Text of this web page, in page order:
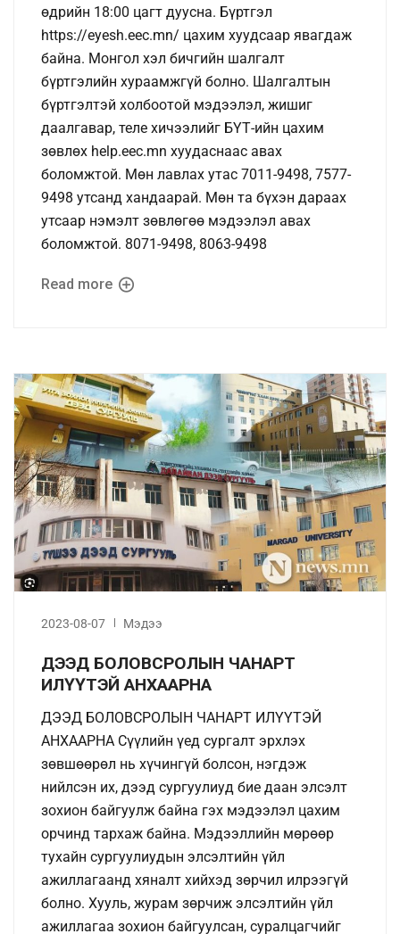
өдрийн 18:00 цагт дуусна. Бүртгэл
https://eyesh.eec.mn/ цахим хуудсаар явагдаж
байна. Монгол хэл бичгийн шалгалт
бүртгэлийн хураамжгүй болно. Шалгалтын
бүртгэлтэй холбоотой мэдээлэл, жишиг
даалгавар, теле хичээлийг БҮТ-ийн цахим
зөвлөх help.eec.mn хуудаснаас авах
боломжтой. Мөн лавлах утас 7011-9498, 7577-
9498 утсанд хандаарай. Мөн та бүхэн дараах
утсаар нэмэлт зөвлөгөө мэдээлэл авах
боломжтой. 8071-9498, 8063-9498
Read more
2023-08-07 Мэдээ
ДЭЭД БОЛОВСРОЛЫН ЧАНАРТ
ИЛҮҮТЭЙ АНХААРНА
ДЭЭД БОЛОВСРОЛЫН ЧАНАРТ ИЛҮҮТЭЙ
АНХААРНА Сүүлийн үед сургалт эрхлэх
зөвшөөрөл нь хүчингүй болсон, нэгдэж
нийлсэн их, дээд сургуулиуд бие даан элсэлт
зохион байгуулж байна гэх мэдээлэл цахим
орчинд тархаж байна. Мэдээллийн мөрөөр
тухайн сургуулиудын элсэлтийн үйл
ажиллагаанд хяналт хийхэд зөрчил илрээгүй
болно. Хууль, журам зөрчиж элсэлтийн үйл
ажиллагаа зохион байгуулсан, суралцагчийг